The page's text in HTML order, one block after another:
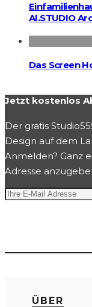
AI.STUDIO
Das Screen
Jetzt kostenlos
Der gratis
Design auf dem
Anmelden? Ganz
Adresse
ÜBER